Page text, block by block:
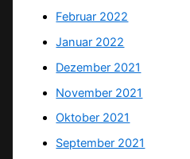
Februar 2022
Januar 2022
Dezember 2021
November 2021
Oktober 2021
September 2021